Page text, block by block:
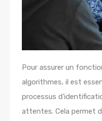
Pour assurer un
algorithmes, il est
processus
attentes. Cela permet